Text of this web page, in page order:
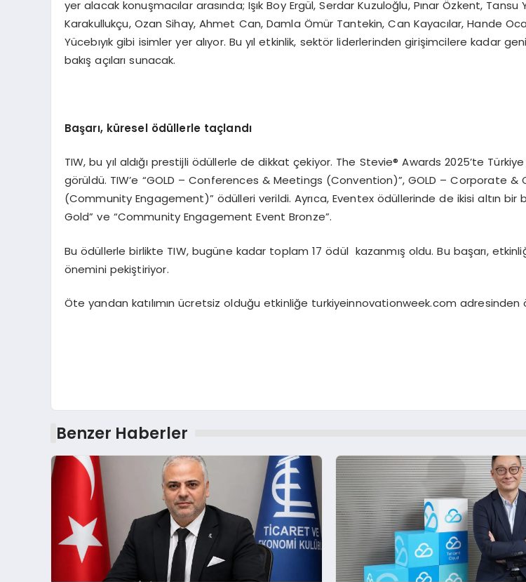
yer alacak konuşmacılar arasında; Işık Boy Ergül, Serdar Kuzuloğlu, Pınar Özkent,
Karakullukçu, Ozan Sihay, Ahmet Can, Damla Ömür Tantekin, Can Kayacılar, Hande
Yücebıyık gibi isimler yer alıyor. Bu yıl etkinlik, sektör liderlerinden girişimcilere kadar
bakış açıları sunacak.
Başarı, küresel ödüllerle taçlandı
TIW, bu yıl aldığı prestijli ödüllerle de dikkat çekiyor. The Stevie® Awards 2025’te
görüldü. TIW’e “GOLD – Conferences & Meetings (Convention)”, GOLD – Corporate
(Community Engagement)” ödülleri verildi. Ayrıca, Eventex ödüllerinde de ikisi altın
Gold” ve “Community Engagement Event Bronze”.
Bu ödüllerle birlikte TIW, bugüne kadar toplam 17 ödül kazanmış oldu. Bu başarı,
önemini pekiştiriyor.
Öte yandan katılımın ücretsiz olduğu etkinliğe turkiyeinnovationweek.com adresinden
Benzer Haberler